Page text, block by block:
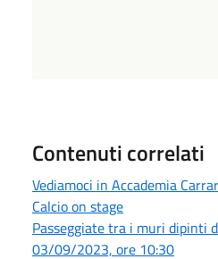
Contenuti correlati
Vediamoci in Accademia
Calcio on stage
Passeggiate tra i muri dipinti
03/09/2023, ore 10:30